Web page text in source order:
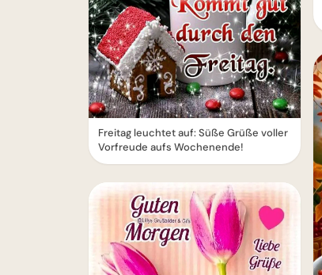
Freitag leuchtet auf: Süße Grüße voller
Vorfreude aufs Wochenende!